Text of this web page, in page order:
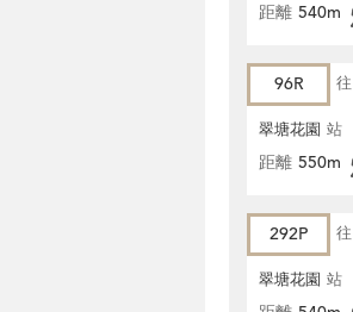
距離 540m
96R 往
翠塘花園 站
距離 550m
292P 往
翠塘花園 站